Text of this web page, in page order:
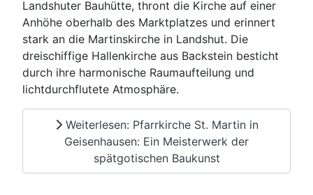
Landshuter Bauhütte, thront die Kirche auf einer
Anhöhe oberhalb des Marktplatzes und erinnert
stark an die Martinskirche in Landshut. Die
dreischiffige Hallenkirche aus Backstein besticht
durch ihre harmonische Raumaufteilung und
lichtdurchflutete Atmosphäre.
Weiterlesen: Pfarrkirche St. Martin in
Geisenhausen: Ein Meisterwerk der
spätgotischen Baukunst